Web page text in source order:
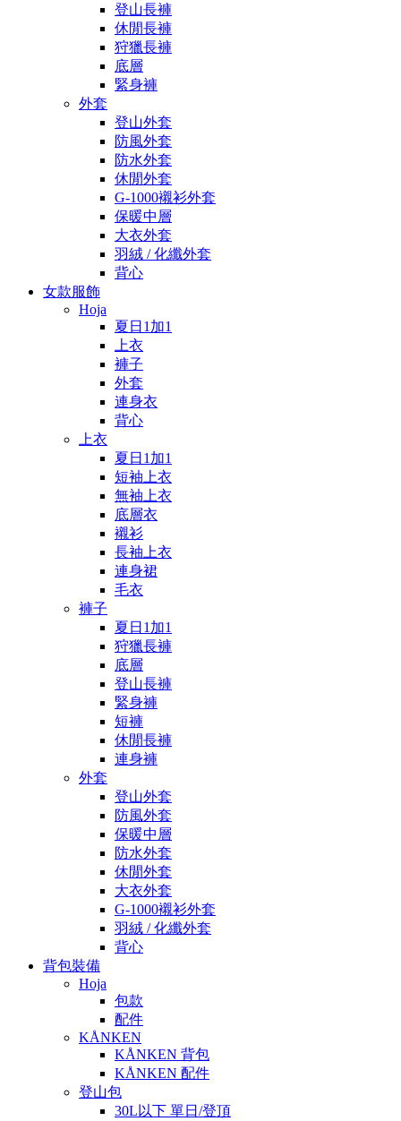
登山長褲
休閒長褲
狩獵長褲
底層
緊身褲
外套
登山外套
防風外套
防水外套
休閒外套
G-1000襯衫外套
保暖中層
大衣外套
羽絨 / 化纖外套
背心
女款服飾
Hoja
夏日1加1
上衣
褲子
外套
連身衣
背心
上衣
夏日1加1
短袖上衣
無袖上衣
底層衣
襯衫
長袖上衣
連身裙
毛衣
褲子
夏日1加1
狩獵長褲
底層
登山長褲
緊身褲
短褲
休閒長褲
連身褲
外套
登山外套
防風外套
保暖中層
防水外套
休閒外套
大衣外套
G-1000襯衫外套
羽絨 / 化纖外套
背心
背包裝備
Hoja
包款
配件
KÅNKEN
KÅNKEN 背包
KÅNKEN 配件
登山包
30L以下 單日/登頂